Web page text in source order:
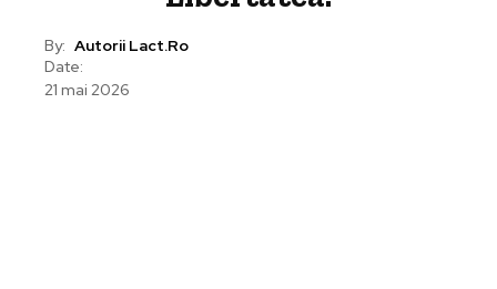
By: Autorii Lact.ro
Date:
21 mai 2026